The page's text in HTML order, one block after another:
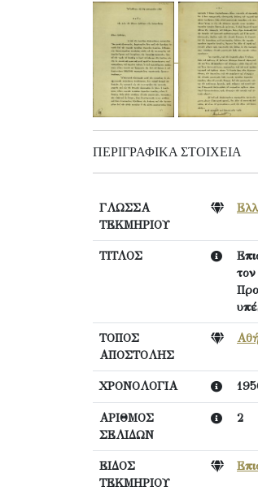
ΠΕΡΙΓΡΑΦΙΚΆ ΣΤΟΙΧΕΊΑ
ΓΛΩΣΣΑ
ΤΕΚΜΗΡΙΟΥ
ΤΙΤΛΟΣ
ΤΟΠΟΣ
ΑΠΟΣΤΟΛΗΣ
ΧΡΟΝΟΛΟΓΙΑ
ΑΡΙΘΜΟΣ
ΣΕΛΙΔΩΝ
2
ΕΙΔΟΣ
ΤΕΚΜΗΡΙΟΥ